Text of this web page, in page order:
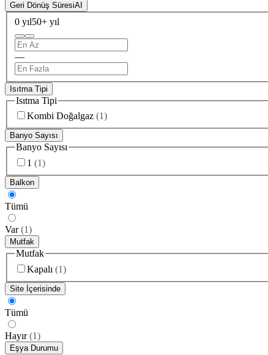
Geri Dönüş SüresiAI
0 yıl50+ yıl
—
Isıtma Tipi
Isıtma Tipi
Kombi Doğalgaz (1)
Banyo Sayısı
Banyo Sayısı
1 (1)
Balkon
Tümü
Var (1)
Mutfak
Mutfak
Kapalı (1)
Site İçerisinde
Tümü
Hayır (1)
Eşya Durumu